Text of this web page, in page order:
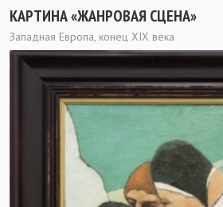
КАРТИНА «ЖАНРОВАЯ СЦЕНА»
Западная Европа, конец XIX века